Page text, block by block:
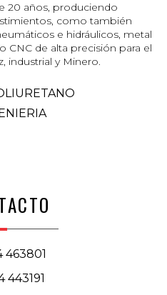
20 años, produciendo
como también
e hidráulicos, metal
CNC de alta precisión para el
industrial y Minero.
463801
443191